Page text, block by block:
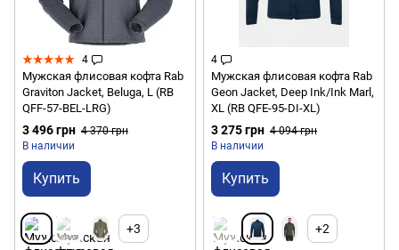
4
Мужская флисовая кофта Rab
Graviton Jacket, Beluga, L (RB
QFF-57-BEL-LRG)
3 496 грн 4 370 грн
В наличии
Купить
+3
4
Мужская флисовая кофта Rab
Geon Jacket, Deep Ink/Ink Marl,
XL (RB QFE-95-DI-XL)
3 275 грн 4 094 грн
В наличии
Купить
+2